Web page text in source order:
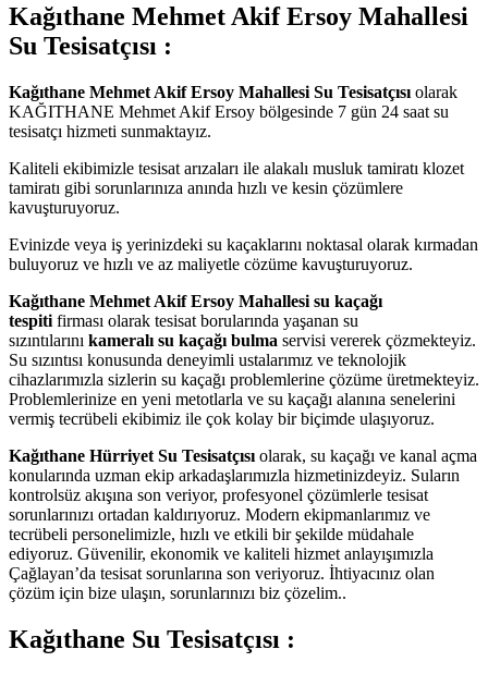
Kağıthane Mehmet Akif Ersoy Mahallesi
Su Tesisatçısı :
Kağıthane Mehmet Akif Ersoy Mahallesi Su Tesisatçısı olarak
KAĞITHANE Mehmet Akif Ersoy bölgesinde 7 gün 24 saat su
tesisatçı hizmeti sunmaktayız.
Kaliteli ekibimizle tesisat arızaları ile alakalı musluk tamiratı klozet
tamiratı gibi sorunlarınıza anında hızlı ve kesin çözümlere
kavuşturuyoruz.
Evinizde veya iş yerinizdeki su kaçaklarını noktasal olarak kırmadan
buluyoruz ve hızlı ve az maliyetle cözüme kavuşturuyoruz.
Kağıthane Mehmet Akif Ersoy Mahallesi su kaçağı
tespiti firması olarak tesisat borularında yaşanan su
sızıntılarını kameralı su kaçağı bulma servisi vererek çözmekteyiz.
Su sızıntısı konusunda deneyimli ustalarımız ve teknolojik
cihazlarımızla sizlerin su kaçağı problemlerine çözüme üretmekteyiz.
Problemlerinize en yeni metotlarla ve su kaçağı alanına senelerini
vermiş tecrübeli ekibimiz ile çok kolay bir biçimde ulaşıyoruz.
Kağıthane Hürriyet Su Tesisatçısı olarak, su kaçağı ve kanal açma
konularında uzman ekip arkadaşlarımızla hizmetinizdeyiz. Suların
kontrolsüz akışına son veriyor, profesyonel çözümlerle tesisat
sorunlarınızı ortadan kaldırıyoruz. Modern ekipmanlarımız ve
tecrübeli personelimizle, hızlı ve etkili bir şekilde müdahale
ediyoruz. Güvenilir, ekonomik ve kaliteli hizmet anlayışımızla
Çağlayan’da tesisat sorunlarına son veriyoruz. İhtiyacınız olan
çözüm için bize ulaşın, sorunlarınızı biz çözelim..
Kağıthane Su Tesisatçısı :